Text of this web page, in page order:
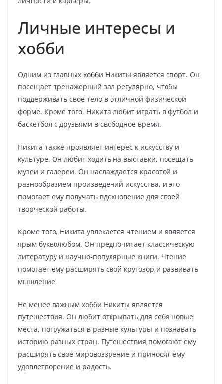
Личные интересы и
хобби
Одним из главных хобби Никиты является спорт. Он
посещает тренажерный зал регулярно, чтобы
поддерживать свое тело в отличной физической
форме. Кроме того, Никита любит играть в футбол и
баскетбол с друзьями в свободное время.
Никита также проявляет интерес к искусству и
культуре. Он любит ходить на выставки, посещать
музеи и галереи. Он наслаждается красотой и
разнообразием произведений искусства, и это
помогает ему получать вдохновение для своей
творческой работы.
Кроме того, Никита увлекается чтением и является
ярым букволюбом. Он предпочитает классическую
литературу и научно-популярные книги. Чтение
помогает ему расширять свой кругозор и развивать
мышление.
Не менее важным хобби Никиты является
путешествия. Он любит открывать для себя новые
места, погружаться в разные культуры и познавать
историю разных стран. Путешествия помогают ему
расширять свое мировоззрение и приносят ему
удовлетворение и радость.